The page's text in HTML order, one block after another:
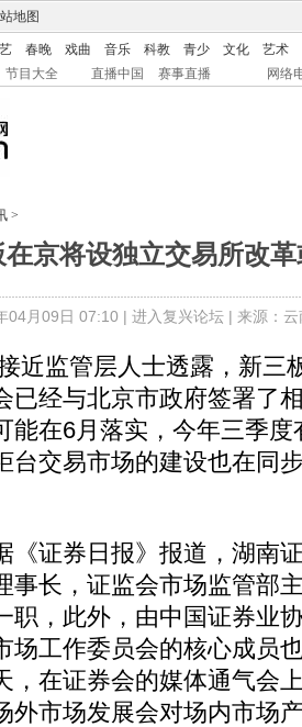
地图
春晚 戏曲 音乐 科教 青少 文化
艺术
节目大全 直播中国 赛事直播 网络
>
在京将设独立交易所改
04月09日 07:10 | 进入复兴论坛| 来源：
监管层人士透露，新三
已经与北京市政府签署了
能在6月落实，今年三季
台交易市场的建设也在同
证券日报》报道，湖南
事长，证监会市场监管部
职，此外，由中国证券业
场工作委员会的核心成员
，在证券会的媒体通气会
外市场发展会对场内市场